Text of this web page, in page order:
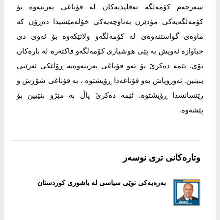
سەرجەم كۆمەلگە تەقلیدیەكان لە قۆناغی پەرینەوە بۆ
كۆمەلگەیەكی مۆدێرن بەناوچەیەكی خۆلەمێشیدا دەڕۆن كە
ماوەی گواستنەوەی لە كۆمەلگەو ولاتێكەوە بۆ ئەوی دی
جیاوازە ئەویش بە پێی هوشیاری كۆمەلگەو فاكتەرە لە بارەكان
بۆی. ئێمە دەكرێ بۆ ئەو قۆناغی پەرینەوەیە ڕۆلێكی ئەرێنی
ببینین. ئەوروپاش بەو قۆناغەدا ڕۆیشتوە ، بە قۆناغی شۆڕش و
رێنسانسدا ڕۆیشتوە. ئێمە دەكرێ پاڵ بە مێژو بنێیین بۆ
پێشەوە.
وتارەکانی تری نوسەر
بەرەیەكی نوێی سیاسی لە باشوری كوردستان